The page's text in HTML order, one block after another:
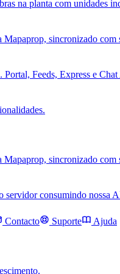
na planta com unidades
sincronizado
Feeds, Express e
sincronizado
servidor consumindo nossa
Contacto Suporte Ajuda